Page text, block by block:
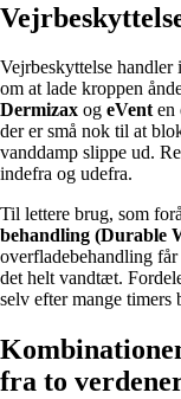
Vejrbeskyttelse handler
om at lade kroppen
Dermizax og eVenten
der er små nok til at
vanddamp slippe ud.
indefra og udefra.
Til lettere brug, som
behandling (Durable
overfladebehandling
det helt vandtæt.
selv efter mange timers
fra to